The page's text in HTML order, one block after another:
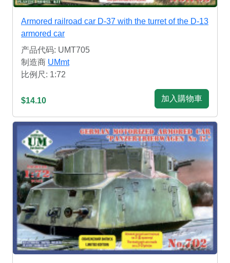
Armored railroad car D-37 with the turret of the D-13
armored car
产品代码: UMT705
制造商 UMmt
比例尺: 1:72
$14.10 加入購物車